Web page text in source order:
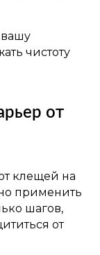
чистоту
от
клещей на
применить
шагов,
от